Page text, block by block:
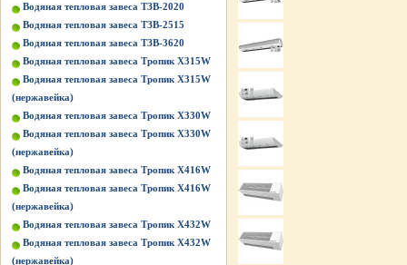
Водяная тепловая завеса ТЗВ-2020
Водяная тепловая завеса ТЗВ-2515
Водяная тепловая завеса ТЗВ-3620
Водяная тепловая завеса Тропик X315W
Водяная тепловая завеса Тропик X315W
(нержавейка)
Водяная тепловая завеса Тропик X330W
Водяная тепловая завеса Тропик X330W
(нержавейка)
Водяная тепловая завеса Тропик X416W
Водяная тепловая завеса Тропик X416W
(нержавейка)
Водяная тепловая завеса Тропик X432W
Водяная тепловая завеса Тропик X432W
(нержавейка)